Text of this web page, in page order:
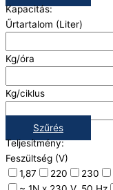
Kapacitás:
Űrtartalom (Liter)
Kg/óra
Kg/ciklus
Szűrés
Teljesítmény:
Feszültség (V)
1,87
220 230